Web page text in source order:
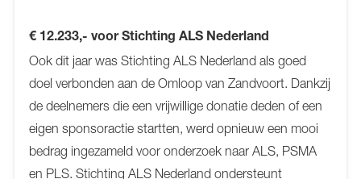
€ 12.233,- voor Stichting ALS Nederland
Ook dit jaar was Stichting ALS Nederland als goed
doel verbonden aan de Omloop van Zandvoort. Dankzij
de deelnemers die een vrijwillige donatie deden of een
eigen sponsoractie startten, werd opnieuw een mooi
bedrag ingezameld voor onderzoek naar ALS, PSMA
en PLS. Stichting ALS Nederland ondersteunt